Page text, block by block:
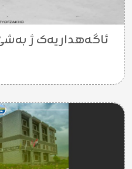
ئاگەهداریەک ژ